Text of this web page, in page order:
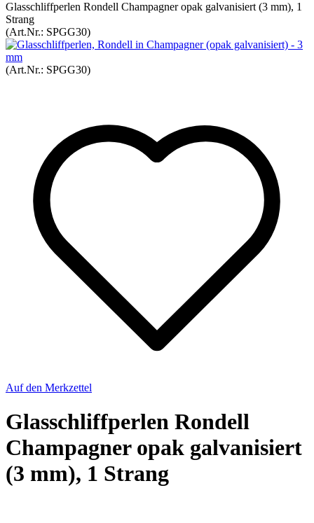
Glasschliffperlen Rondell Champagner opak galvanisiert (3 mm), 1
Strang
(Art.Nr.: SPGG30)
(Art.Nr.: SPGG30)
Auf den Merkzettel
Glasschliffperlen Rondell
Champagner opak galvanisiert
(3 mm), 1 Strang